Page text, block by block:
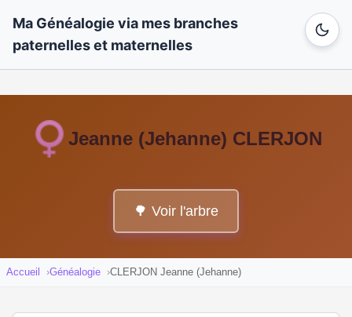
Ma Généalogie via mes branches
paternelles et maternelles
Jeanne (Jehanne) CLERJON
🌳 Voir l'arbre
Accueil Généalogie CLERJON Jeanne (Jehanne)